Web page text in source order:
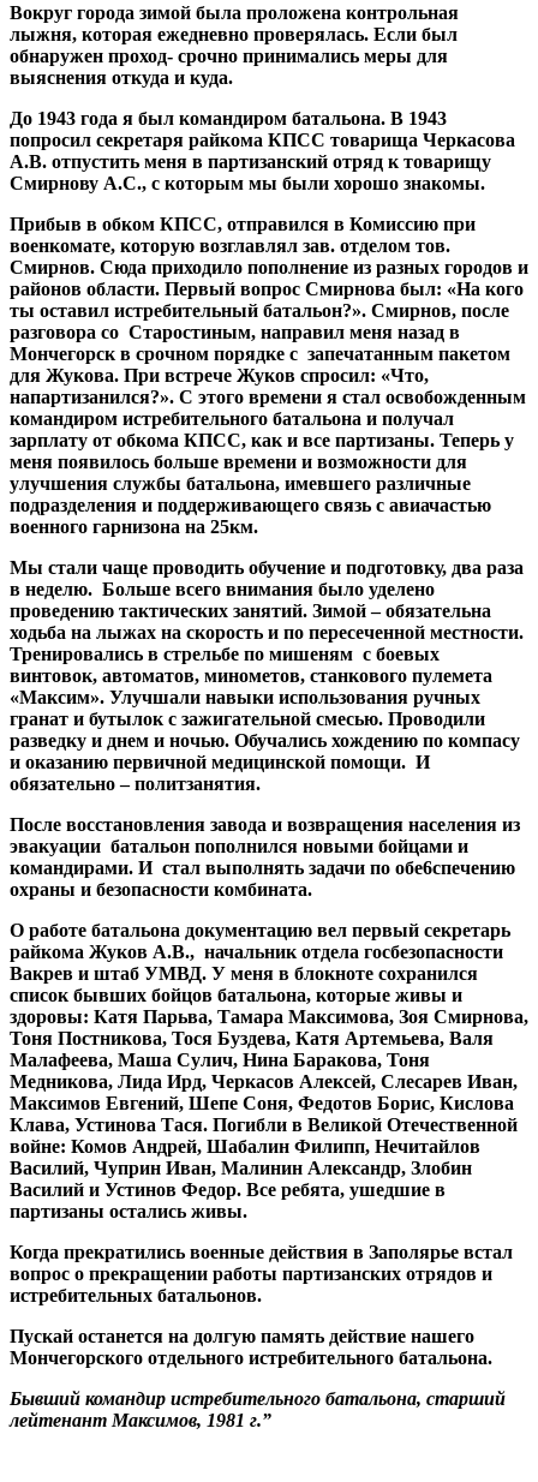
Вокруг города зимой была проложена контрольная
лыжня, которая ежедневно проверялась. Если был
обнаружен проход- срочно принимались меры для
выяснения откуда и куда.
До 1943 года я был командиром батальона. В 1943
попросил секретаря райкома КПСС товарища Черкасова
А.В. отпустить меня в партизанский отряд к товарищу
Смирнову А.С., с которым мы были хорошо знакомы.
Прибыв в обком КПСС, отправился в Комиссию при
военкомате, которую возглавлял зав. отделом тов.
Смирнов. Сюда приходило пополнение из разных городов и
районов области. Первый вопрос Смирнова был: «На кого
ты оставил истребительный батальон?». Смирнов, после
разговора со Старостиным, направил меня назад в
Мончегорск в срочном порядке с запечатанным пакетом
для Жукова. При встрече Жуков спросил: «Что,
напартизанился?». С этого времени я стал освобожденным
командиром истребительного батальона и получал
зарплату от обкома КПСС, как и все партизаны. Теперь у
меня появилось больше времени и возможности для
улучшения службы батальона, имевшего различные
подразделения и поддерживающего связь с авиачастью
военного гарнизона на 25км.
Мы стали чаще проводить обучение и подготовку, два раза
в неделю. Больше всего внимания было уделено
проведению тактических занятий. Зимой – обязательна
ходьба на лыжах на скорость и по пересеченной местности.
Тренировались в стрельбе по мишеням с боевых
винтовок, автоматов, минометов, станкового пулемета
«Максим». Улучшали навыки использования ручных
гранат и бутылок с зажигательной смесью. Проводили
разведку и днем и ночью. Обучались хождению по компасу
и оказанию первичной медицинской помощи. И
обязательно – политзанятия.
После восстановления завода и возвращения населения из
эвакуации батальон пополнился новыми бойцами и
командирами. И стал выполнять задачи по обе6спечению
охраны и безопасности комбината.
О работе батальона документацию вел первый секретарь
райкома Жуков А.В., начальник отдела госбезопасности
Вакрев и штаб УМВД. У меня в блокноте сохранился
список бывших бойцов батальона, которые живы и
здоровы: Катя Парьва, Тамара Максимова, Зоя Смирнова,
Тоня Постникова, Тося Буздева, Катя Артемьева, Валя
Малафеева, Маша Сулич, Нина Баракова, Тоня
Медникова, Лида Ирд, Черкасов Алексей, Слесарев Иван,
Максимов Евгений, Шепе Соня, Федотов Борис, Кислова
Клава, Устинова Тася. Погибли в Великой Отечественной
войне: Комов Андрей, Шабалин Филипп, Нечитайлов
Василий, Чуприн Иван, Малинин Александр, Злобин
Василий и Устинов Федор. Все ребята, ушедшие в
партизаны остались живы.
Когда прекратились военные действия в Заполярье встал
вопрос о прекращении работы партизанских отрядов и
истребительных батальонов.
Пускай останется на долгую память действие нашего
Мончегорского отдельного истребительного батальона.
Бывший командир истребительного батальона, старший
лейтенант Максимов, 1981 г.”